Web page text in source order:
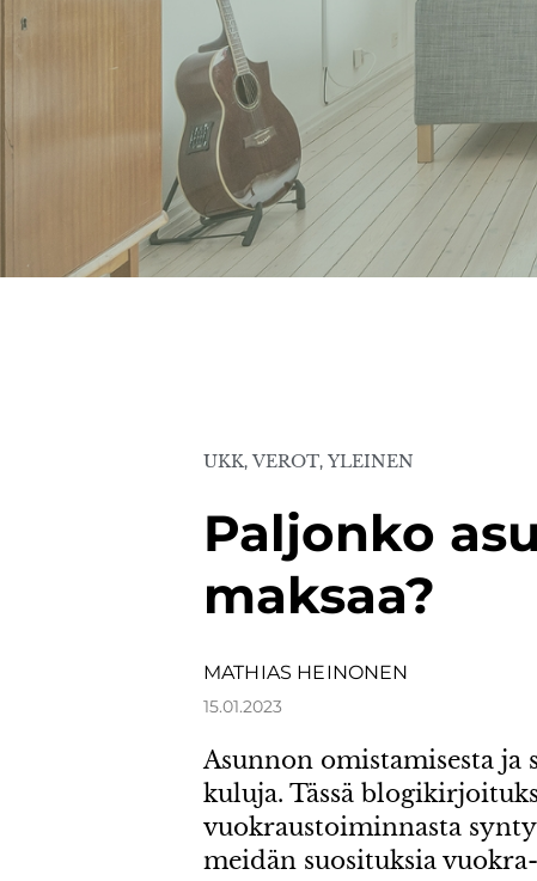
UKK,VEROT, YLEINEN
Paljonko
maksaa?
MATHIAS HEINONEN
15.01.2023
Asunnon omistamisesta ja
kuluja. Tässä
vuokraustoiminnasta
meidän suosituksia